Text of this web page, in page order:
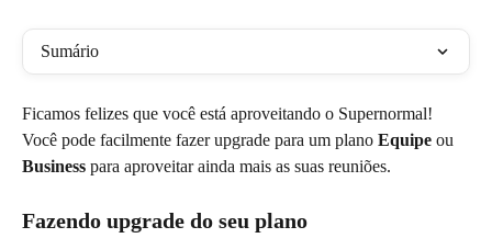
Sumário
Ficamos felizes que você está aproveitando o Supernormal!
Você pode facilmente fazer upgrade para um plano Equipe ou
Business para aproveitar ainda mais as suas reuniões.
Fazendo upgrade do seu plano